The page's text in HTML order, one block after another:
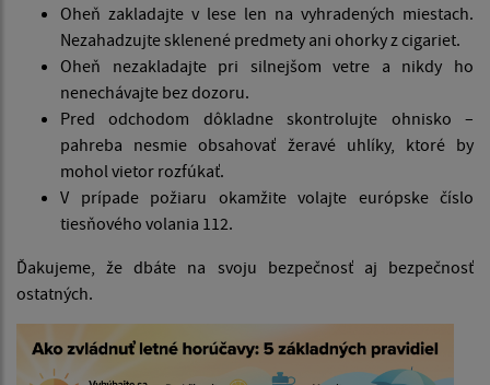
Oheň zakladajte v lese len na vyhradených miestach.
Nezahadzujte sklenené predmety ani ohorky z cigariet.
Oheň nezakladajte pri silnejšom vetre a nikdy ho
nenechávajte bez dozoru.
Pred odchodom dôkladne skontrolujte ohnisko –
pahreba nesmie obsahovať žeravé uhlíky, ktoré by
mohol vietor rozfúkať.
V prípade požiaru okamžite volajte európske číslo
tiesňového volania 112.
Ďakujeme, že dbáte na svoju bezpečnosť aj bezpečnosť
ostatných.